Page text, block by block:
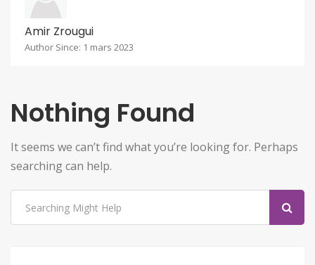
Amir Zrougui
Author Since: 1 mars 2023
Nothing Found
It seems we can’t find what you’re looking for. Perhaps
searching can help.